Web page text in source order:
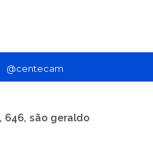
@centecam
646, são geraldo